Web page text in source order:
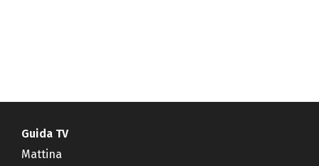
Guida TV
Mattina